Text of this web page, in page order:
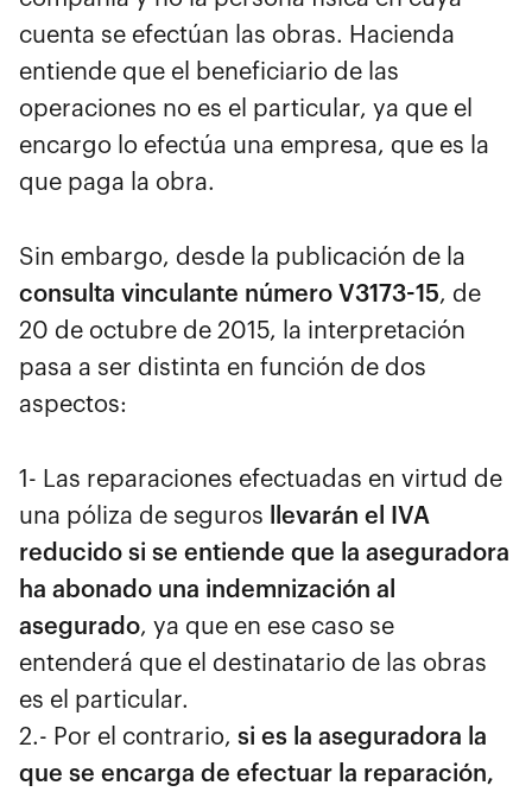
cuenta se efectúan las obras. Hacienda
entiende que el beneficiario de las
operaciones no es el particular, ya que el
encargo lo efectúa una empresa, que es la
que paga la obra.
Sin embargo, desde la publicación de la
consulta vinculante número V3173-15, de
20 de octubre de 2015, la interpretación
pasa a ser distinta en función de dos
aspectos:
1- Las reparaciones efectuadas en virtud de
una póliza de seguros
llevarán el IVA
reducido si se entiende que la aseguradora
ha abonado una indemnización al
asegurado, ya que en ese caso se
entenderá que el destinatario de las obras
es el particular.
2.- Por el contrario, si es la aseguradora la
que se encarga de efectuar la reparación,